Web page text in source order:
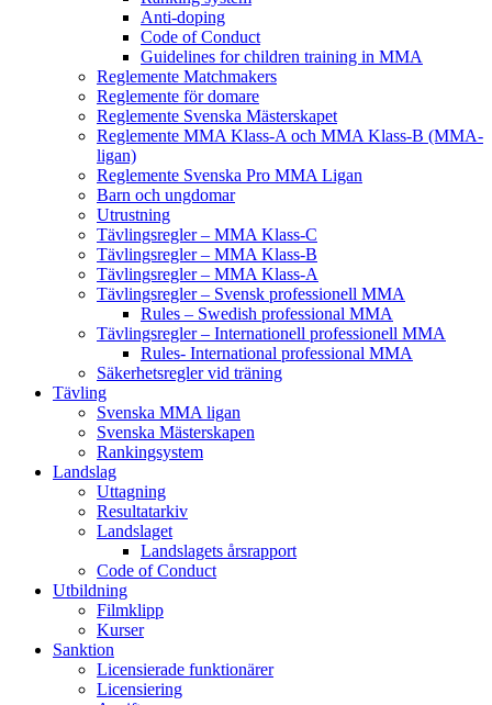
Anti-doping
Code of Conduct
Guidelines for children training in MMA
Reglemente Matchmakers
Reglemente för domare
Reglemente Svenska Mästerskapet
Reglemente MMA Klass-A och MMA Klass-B (MMA-
ligan)
Reglemente Svenska Pro MMA Ligan
Barn och ungdomar
Utrustning
Tävlingsregler – MMA Klass-C
Tävlingsregler – MMA Klass-B
Tävlingsregler – MMA Klass-A
Tävlingsregler – Svensk professionell MMA
Rules – Swedish professional MMA
Tävlingsregler – Internationell professionell MMA
Rules- International professional MMA
Säkerhetsregler vid träning
Tävling
Svenska MMA ligan
Svenska Mästerskapen
Rankingsystem
Landslag
Uttagning
Resultatarkiv
Landslaget
Landslagets årsrapport
Code of Conduct
Utbildning
Filmklipp
Kurser
Sanktion
Licensierade funktionärer
Licensiering